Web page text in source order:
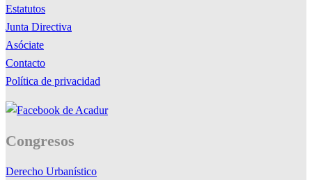
Estatutos
Junta Directiva
Asóciate
Contacto
Política de privacidad
Congresos
Derecho Urbanístico